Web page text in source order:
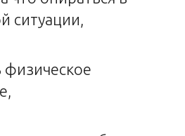
ситуации,
физическое